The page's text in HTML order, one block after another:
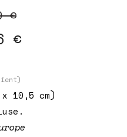
€
€.
€
€.
10,5 cm)